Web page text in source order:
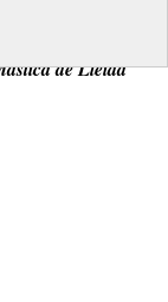
de Lleida